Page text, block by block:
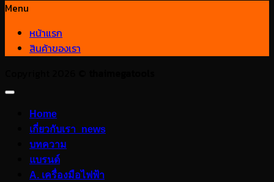
Menu
หน้าแรก
สินค้าของเรา
Home
เกี่ยวกับเรา_news
บทความ
แบรนด์
A. เครื่องมือไฟฟ้า